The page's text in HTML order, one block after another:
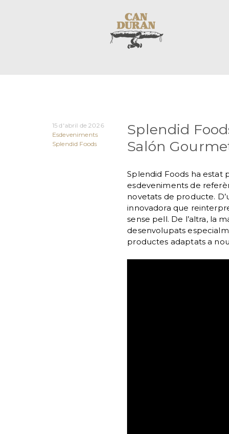
15 d'abril de 2026
Esdeveniments
Splendid Foods
Splendid
Salón
Splendid Foods ha estat
esdeveniments de
novetats de producte.
innovadora que
sense pell. De l’altra, la
desenvolupats
productes adaptats a